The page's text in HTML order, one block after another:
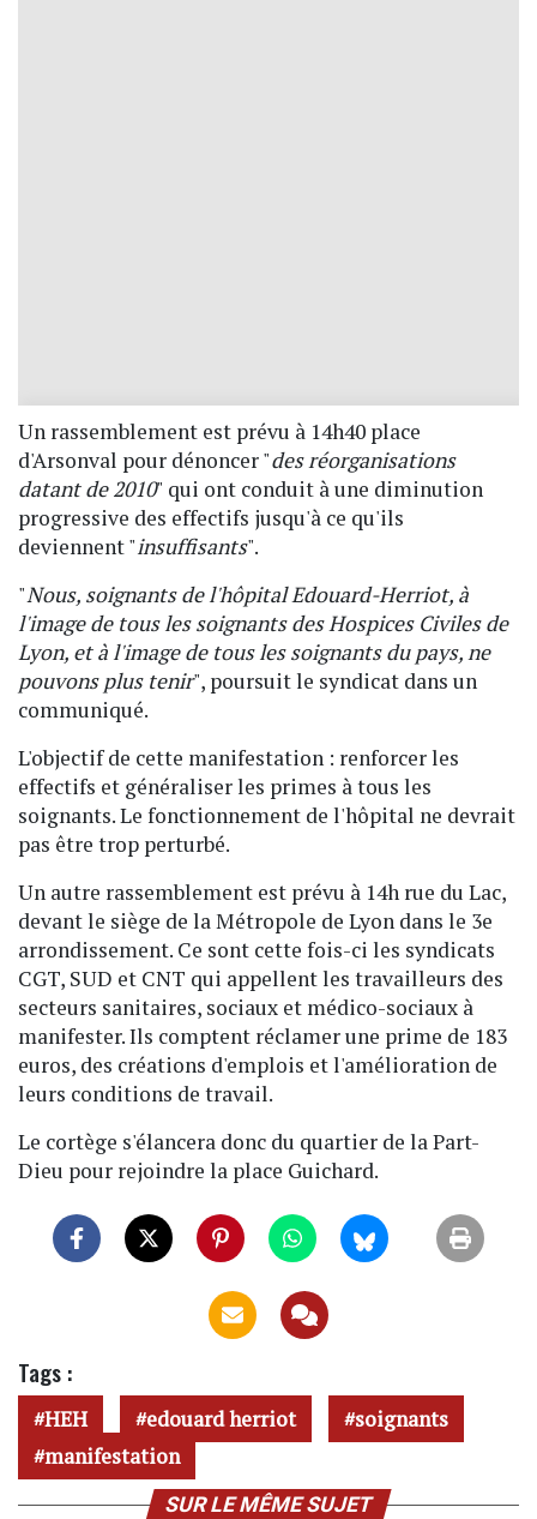
Un rassemblement est prévu à 14h40 place
d'Arsonval pour dénoncer "des réorganisations
datant de 2010" qui ont conduit à une diminution
progressive des effectifs jusqu'à ce qu'ils
deviennent "insuffisants".
"Nous, soignants de l'hôpital Edouard-Herriot, à
l'image de tous les soignants des Hospices Civiles de
Lyon, et à l'image de tous les soignants du pays, ne
pouvons plus tenir", poursuit le syndicat dans un
communiqué.
L'objectif de cette manifestation : renforcer les
effectifs et généraliser les primes à tous les
soignants. Le fonctionnement de l'hôpital ne devrait
pas être trop perturbé.
Un autre rassemblement est prévu à 14h rue du Lac,
devant le siège de la Métropole de Lyon dans le 3e
arrondissement. Ce sont cette fois-ci les syndicats
CGT, SUD et CNT qui appellent les travailleurs des
secteurs sanitaires, sociaux et médico-sociaux à
manifester. Ils comptent réclamer une prime de 183
euros, des créations d'emplois et l'amélioration de
leurs conditions de travail.
Le cortège s'élancera donc du quartier de la Part-
Dieu pour rejoindre la place Guichard.
Tags :
HEH edouard herriot
soignants
manifestation
SUR LE MÊME SUJET